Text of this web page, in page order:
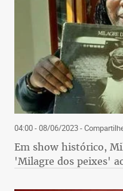
04:00 - 08/06/2023-
Em show histórico,
'Milagre dos peixes'